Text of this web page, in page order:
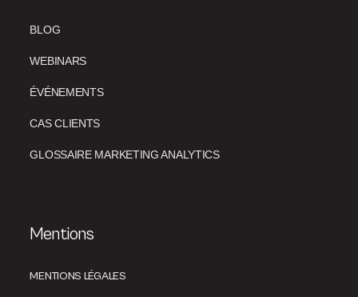
BLOG
WEBINARS
ÉVÉNEMENTS
CAS CLIENTS
GLOSSAIRE MARKETING ANALYTICS
Mentions
MENTIONS LÉGALES